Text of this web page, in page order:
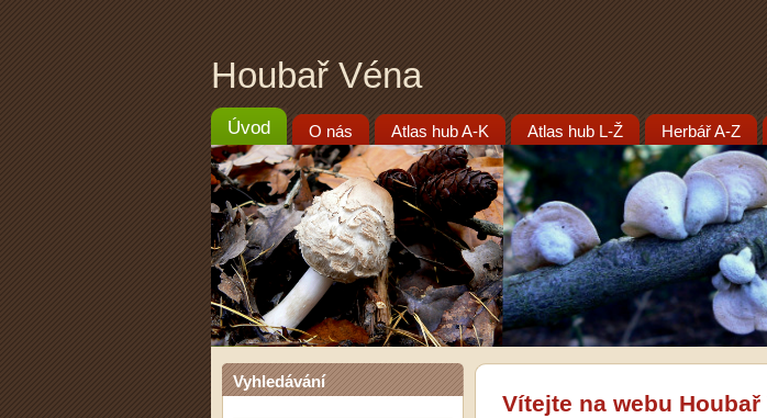
Houbař Véna
Úvod O nás Atlas hub A-K Atlas hub L-Ž Herbář A-Z
Vyhledávání
Vítejte na webu Houbař